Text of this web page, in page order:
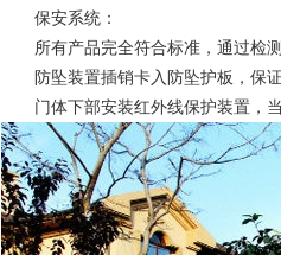
保安系统：
所有产品完全符合标准，通过检测
防坠装置插销卡入防坠护板，保证
门体下部安装红外线保护装置，当